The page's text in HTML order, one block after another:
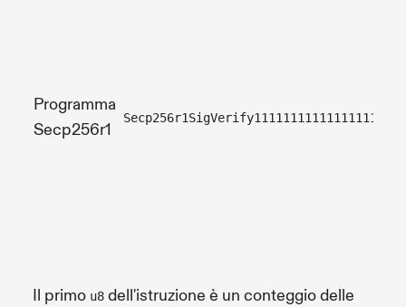
Programma
Secp256r1
Il primo u8 dell'istruzione è un conteggio delle